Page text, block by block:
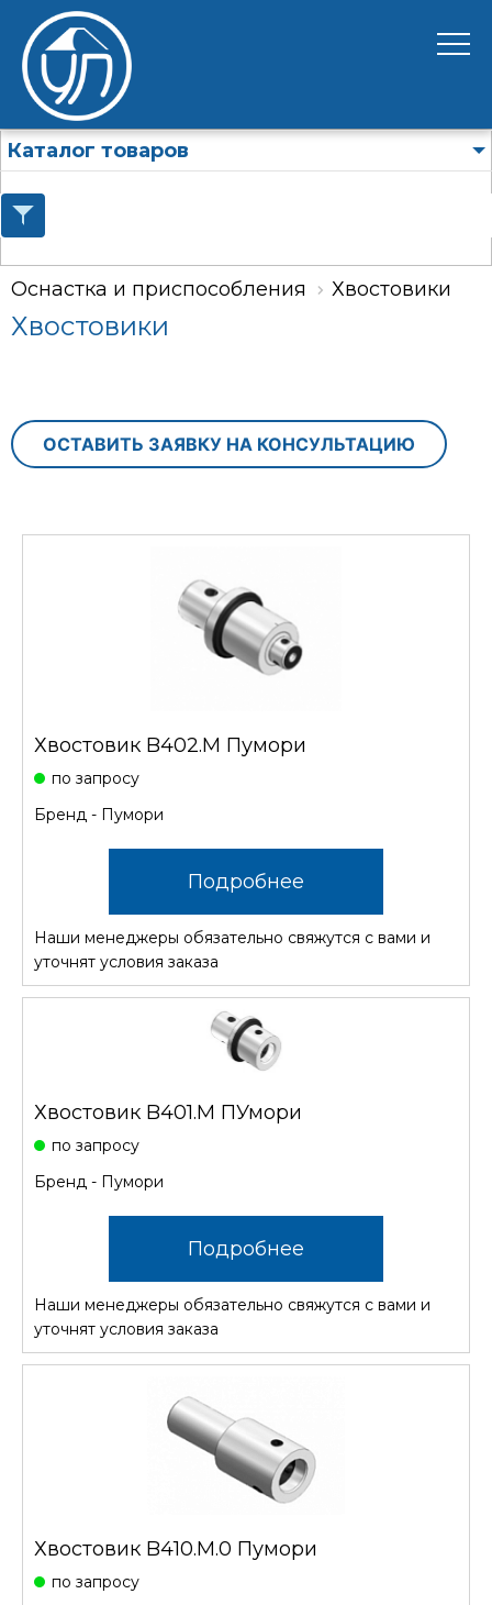
Каталог товаров
Оснастка и приспособления Хвостовики
Хвостовики
ОСТАВИТЬ ЗАЯВКУ НА КОНСУЛЬТАЦИЮ
Хвостовик B402.M Пумори
по запросу
Бренд - Пумори
Подробнее
Наши менеджеры обязательно свяжутся с вами и
уточнят условия заказа
Хвостовик B401.M ПУмори
по запросу
Бренд - Пумори
Подробнее
Наши менеджеры обязательно свяжутся с вами и
уточнят условия заказа
Хвостовик B410.M.0 Пумори
по запросу